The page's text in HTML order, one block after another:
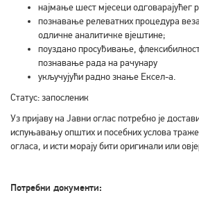
најмање шест мјесеци одговарајућег
познавање релеватних процедура
одличне аналитичке вјештине;
поуздано просуђивање,
познавање рада на рачунару
укључујући радно знање Ексел-а.
Статус: запосленик
Уз пријаву на Јавни оглас потребно је
испуњавању општих и посебних услова
огласа, и исти морају бити оригинали или
Потребни документи: